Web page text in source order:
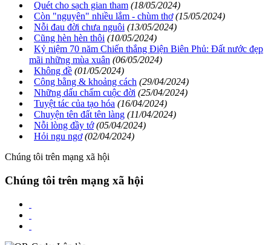
Quét cho sạch gian tham (18/05/2024)
Còn "nguyên" nhiều lắm - chùm thơ (15/05/2024)
Nỗi đau đời chưa nguôi (13/05/2024)
Cũng hèn hèn thôi (10/05/2024)
Kỷ niệm 70 năm Chiến thắng Điện Biên Phủ: Đất nước đẹp
mãi những mùa xuân (06/05/2024)
Không đề (01/05/2024)
Công bằng & khoảng cách (29/04/2024)
Những dấu chấm cuộc đời (25/04/2024)
Tuyệt tác của tạo hóa (16/04/2024)
Chuyện tên đất tên làng (11/04/2024)
Nỗi lòng đầy tớ (05/04/2024)
Hỏi ngu ngơ (02/04/2024)
Chúng tôi trên mạng xã hội
Chúng tôi trên mạng xã hội